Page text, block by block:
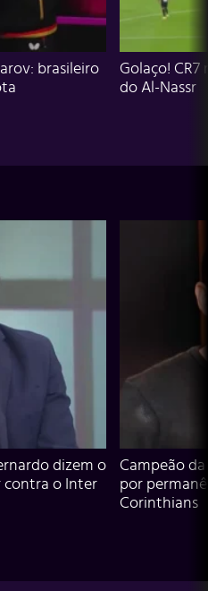
brasileiro
Golaço!
do Al-Nassr
dizem o
contra o Inter
Campeão
por
Corinthians